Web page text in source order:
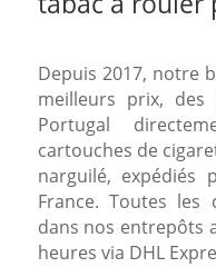
Depuis 2017, notre
meilleurs prix,
Portugal
cartouches de
narguilé, expédiés
France. Toutes les
dans nos entrepôts
heures via DHL